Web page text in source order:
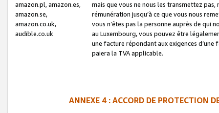
amazon.pl, amazon.es,
amazon.se,
amazon.co.uk,
audible.co.uk
mais que vous ne nous les transmettez
rémunération jusqu’à ce que vous nous
vous n’êtes pas la personne auprès de qui
au Luxembourg, vous pouvez être
une facture répondant aux exigences
paiera la TVA applicable.
ANNEXE 4 : ACCORD DE PROTECTION